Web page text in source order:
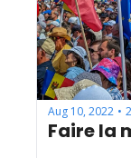
Aug 10, 2022 •
Faire la